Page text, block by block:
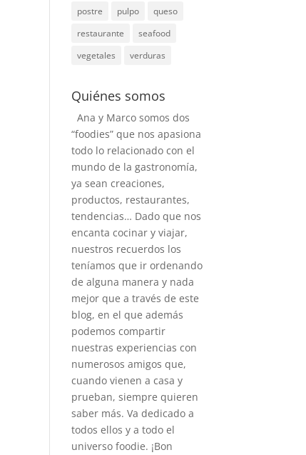
postre
pulpo
queso
restaurante
seafood
vegetales
verduras
Quiénes somos
Ana y Marco somos dos
“foodies” que nos apasiona
todo lo relacionado con el
mundo de la gastronomía,
ya sean creaciones,
productos, restaurantes,
tendencias… Dado que nos
encanta cocinar y viajar,
nuestros recuerdos los
teníamos que ir ordenando
de alguna manera y nada
mejor que a través de este
blog, en el que además
podemos compartir
nuestras experiencias con
numerosos amigos que,
cuando vienen a casa y
prueban, siempre quieren
saber más. Va dedicado a
todos ellos y a todo el
universo foodie. ¡Bon